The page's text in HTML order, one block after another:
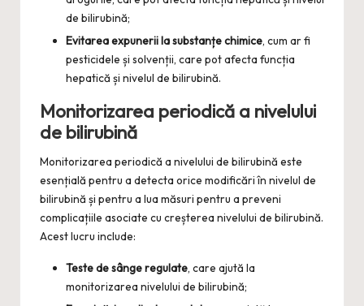
de bilirubină;
Evitarea expunerii la substanțe chimice, cum ar fi
pesticidele și solvenții, care pot afecta funcția
hepatică și nivelul de bilirubină.
Monitorizarea periodică a nivelului
de bilirubină
Monitorizarea periodică a nivelului de bilirubină este
esențială pentru a detecta orice modificări în nivelul de
bilirubină și pentru a lua măsuri pentru a preveni
complicațiile asociate cu creșterea nivelului de bilirubină.
Acest lucru include:
Teste de sânge regulate, care ajută la
monitorizarea nivelului de bilirubină;